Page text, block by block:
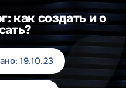
как создать и о
19.10.23